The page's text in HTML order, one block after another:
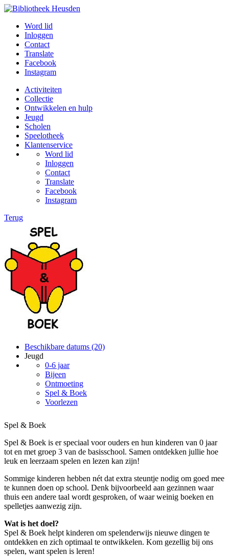
Word lid
Inloggen
Contact
Translate
Facebook
Instagram
Activiteiten
Collectie
Ontwikkelen en hulp
Jeugd
Scholen
Speelotheek
Klantenservice
Word lid
Inloggen
Contact
Translate
Facebook
Instagram
Terug
Beschikbare datums (20)
Jeugd
0-6 jaar
Bijeen
Ontmoeting
Spel & Boek
Voorlezen
Spel & Boek
Spel & Boek is er speciaal voor ouders en hun kinderen van 0 jaar
tot en met groep 3 van de basisschool. Samen ontdekken jullie hoe
leuk en leerzaam spelen en lezen kan zijn!
Sommige kinderen hebben nét dat extra steuntje nodig om goed mee
te kunnen doen op school. Denk bijvoorbeeld aan gezinnen waar
thuis een andere taal wordt gesproken, of waar weinig boeken en
spelletjes aanwezig zijn.
Wat is het doel?
Spel & Boek helpt kinderen om spelenderwijs nieuwe dingen te
ontdekken en zich optimaal te ontwikkelen. Kom gezellig bij ons
spelen, want spelen is leren!